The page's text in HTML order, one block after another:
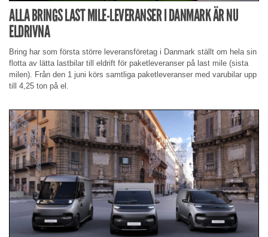
ALLA BRINGS LAST MILE-LEVERANSER I DANMARK ÄR NU
ELDRIVNA
Bring har som första större leveransföretag i Danmark ställt om hela sin
flotta av lätta lastbilar till eldrift för paketleveranser på last mile (sista
milen). Från den 1 juni körs samtliga paketleveranser med varubilar upp
till 4,25 ton på el.